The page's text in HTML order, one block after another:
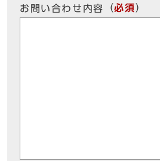
お問い合わせ内容 （必須）